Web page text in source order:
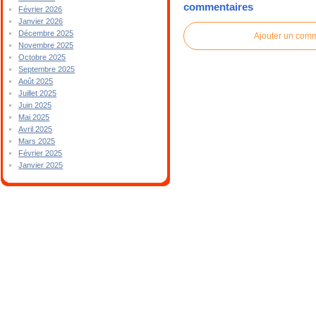
Février 2026
Janvier 2026
Décembre 2025
Novembre 2025
Octobre 2025
Septembre 2025
Août 2025
Juillet 2025
Juin 2025
Mai 2025
Avril 2025
Mars 2025
Février 2025
Janvier 2025
commentaires
Ajouter un